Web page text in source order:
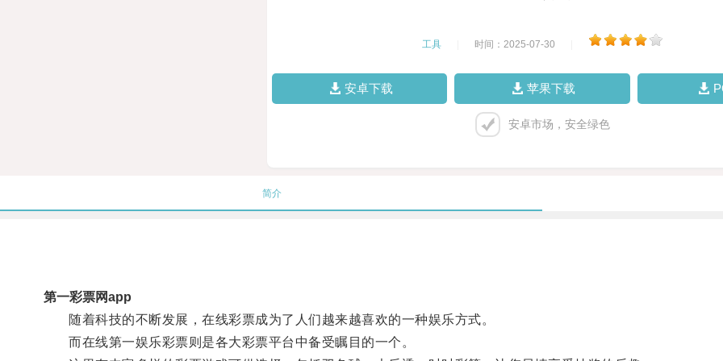
工具 时间：2025-07-30
安卓下载 苹果下载
安卓市场，安全绿色
简介
第一彩票网app
随着科技的不断发展，在线彩票成为了人们越来越喜欢的一种娱乐方式。
而在线第一娱乐彩票则是各大彩票平台中备受瞩目的一个。